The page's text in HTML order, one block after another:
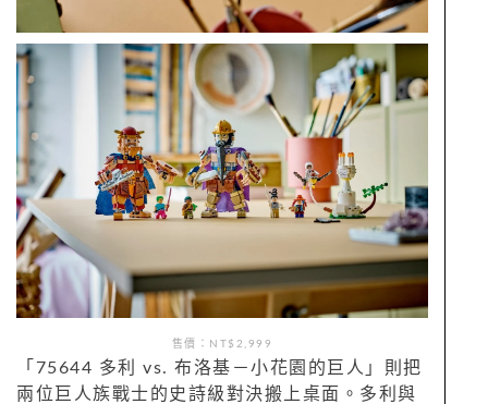
售價：NT$2,999
「75644 多利 vs. 布洛基－小花園的巨人」則把
兩位巨人族戰士的史詩級對決搬上桌面。多利與